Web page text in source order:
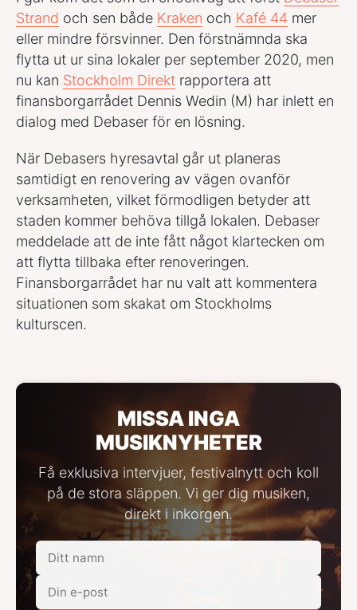
Strand och sen både Kraken och Kafé 44 mer
eller mindre försvinner. Den förstnämnda ska
flytta ut ur sina lokaler per september 2020, men
nu kan Stockholm Direkt rapportera att
finansborgarrådet Dennis Wedin (M) har inlett en
dialog med Debaser för en lösning.
När Debasers hyresavtal går ut planeras
samtidigt en renovering av vägen ovanför
verksamheten, vilket förmodligen betyder att
staden kommer behöva tillgå lokalen. Debaser
meddelade att de inte fått något klartecken om
att flytta tillbaka efter renoveringen.
Finansborgarrådet har nu valt att kommentera
situationen som skakat om Stockholms
kulturscen.
MISSA INGA
MUSIKNYHETER
Få exklusiva intervjuer, festivalnytt och koll
på de stora släppen. Vi ger dig musiken,
direkt i inkorgen.